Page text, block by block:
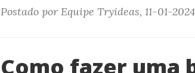
Postado por Equipe Tryideas, 11-01-
Como fazer uma